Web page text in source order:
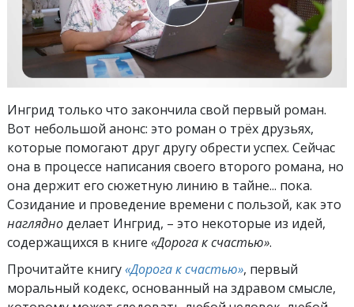
Ингрид только что закончила свой первый роман.
Вот небольшой анонс: это роман о трёх друзьях,
которые помогают друг другу обрести успех. Сейчас
она в процессе написания своего второго романа, но
она держит его сюжетную линию в тайне... пока.
Созидание и проведение времени с пользой, как это
наглядноделает Ингрид, – это некоторые из идей,
содержащихся в книге «Дорога к счастью».
Прочитайте книгу«Дорога к счастью», первый
моральный кодекс, основанный на здравом смысле,